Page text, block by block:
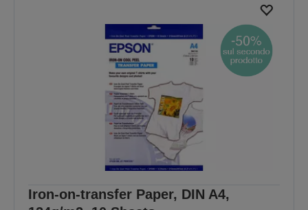
Iron-on-transfer Paper, DIN A4,